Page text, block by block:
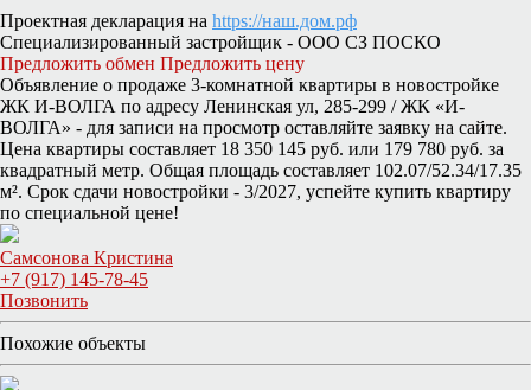
Проектная декларация на https://наш.дом.рф
Специализированный застройщик - ООО СЗ ПОСКО
Предложить обмен Предложить цену
Объявление о продаже 3-комнатной квартиры в новостройке
ЖК И-ВОЛГА по адресу Ленинская ул, 285-299 / ЖК «И-
ВОЛГА» - для записи на просмотр оставляйте заявку на сайте.
Цена квартиры составляет 18 350 145 руб. или 179 780 руб. за
квадратный метр. Общая площадь составляет 102.07/52.34/17.35
м². Срок сдачи новостройки - 3/2027, успейте купить квартиру
по специальной цене!
Самсонова Кристина
+7 (917) 145-78-45
Позвонить
Похожие объекты